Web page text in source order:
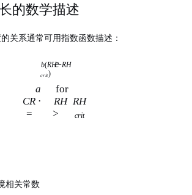
的数学描述
关系通常可用指数函数描述：
CR
=
a
⋅
e
b(RH−RH
crit)
for
RH
>
RH
crit
相关常数